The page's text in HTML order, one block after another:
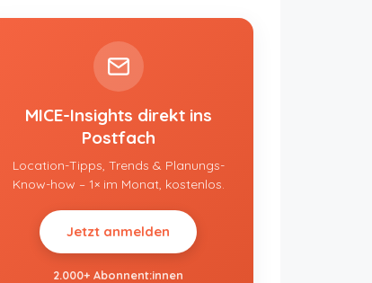
MICE-Insights direkt ins
Postfach
Location-Tipps, Trends & Planungs-
Know-how – 1× im Monat, kostenlos.
Jetzt anmelden
2.000+ Abonnent:innen